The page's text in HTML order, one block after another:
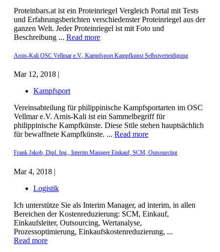
Proteinbars.at ist ein Proteinriegel Vergleich Portal mit Tests
und Erfahrungsberichten verschiedenster Proteinriegel aus der
ganzen Welt. Jeder Proteinriegel ist mit Foto und
Beschreibung ... Read more
Arnis-Kali OSC Vellmar e.V., Kampfsport Kampfkunst Selbstverteidigung
Mar 12, 2018 |
Kampfsport
Vereinsabteilung für philippinische Kampfsportarten im OSC
Vellmar e.V. Arnis-Kali ist ein Sammelbegriff für
philippinische Kampfkünste. Diese Stile stehen hauptsächlich
für bewaffnete Kampfkünste. ... Read more
Frank Jakob, Dipl. Ing., Interim Manager Einkauf, SCM, Outsourcing
Mar 4, 2018 |
Logistik
Ich unterstütze Sie als Interim Manager, ad interim, in allen
Bereichen der Kostenreduzierung: SCM, Einkauf,
Einkaufsleiter, Outsourcing, Wertanalyse,
Prozessoptimierung, Einkaufskostenreduzierung, ...
Read more